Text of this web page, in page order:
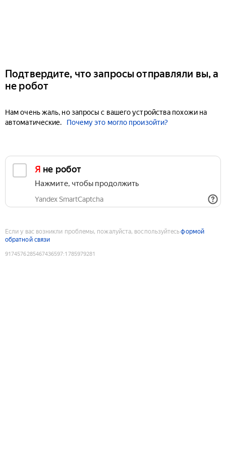
Подтвердите, что запросы отправляли вы, а
не робот
Нам очень жаль, но запросы с вашего устройства похожи на
автоматические.
Почему это могло произойти?
Я не робот
Нажмите, чтобы продолжить
Yandex SmartCaptcha
Если у вас возникли проблемы, пожалуйста, воспользуйтесьформой
обратной связи
9174576285467436597:1785979281